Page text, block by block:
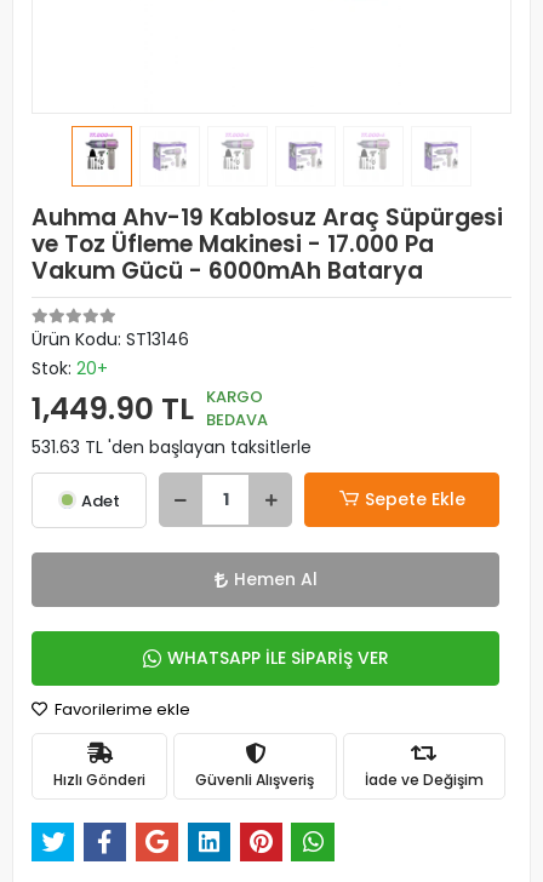
Auhma Ahv-19 Kablosuz Araç Süpürgesi
ve Toz Üfleme Makinesi - 17.000 Pa
Vakum Gücü - 6000mAh Batarya
Ürün Kodu: ST13146
Stok: 20+
1,449.90 TL KARGO
BEDAVA
531.63 TL 'den başlayan taksitlerle
Adet Sepete Ekle
Hemen Al
WHATSAPP İLE SİPARİŞ VER
Favorilerime ekle
Hızlı Gönderi Güvenli Alışveriş İade ve Değişim